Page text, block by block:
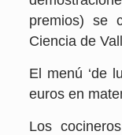
premios) se
Ciencia de
El menú ‘de
euros en
Los